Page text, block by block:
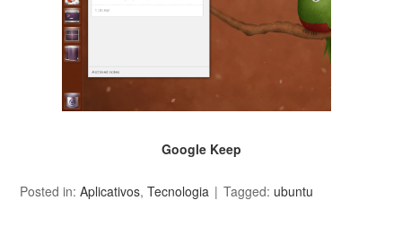
Google Keep
Posted in:Aplicativos,Tecnologia Tagged: ubuntu